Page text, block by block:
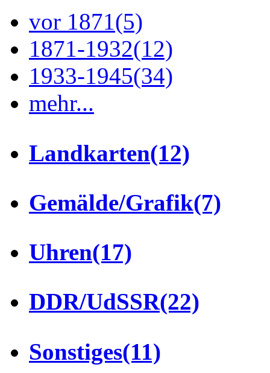
vor 1871(5)
1871-1932(12)
1933-1945(34)
mehr...
Landkarten(12)
Gemälde/Grafik(7)
Uhren(17)
DDR/UdSSR(22)
Sonstiges(11)